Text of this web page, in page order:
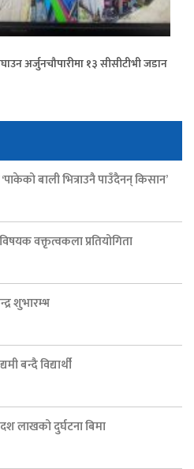
अर्जुनचौपारीमा १३ सीसीटीभी जडान
बाली भित्राउनै पाउँदैनन् किसान’
वक्तृत्वकला प्रतियोगिता
शुभारम्भ
बन्दै विद्यार्थी
लाखको दुर्घटना बिमा